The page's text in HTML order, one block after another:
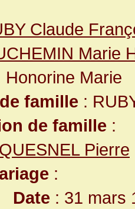
Claude
Marie
Honorine Marie
famille :
de famille :
QUESNEL Pierre
:
Date : 31 mars